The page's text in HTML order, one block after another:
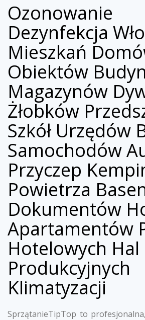
Ozonowanie
Dezynfekcja
Mieszkań
Obiektów
Magazynów
Żłobków
Szkół Urzędów
Samochodów
Przyczep
Powietrza
Dokumentów
Apartamentów
Hotelowych Hal
Produkcyjnych
Klimatyzacji
SprzątanieTipTop to